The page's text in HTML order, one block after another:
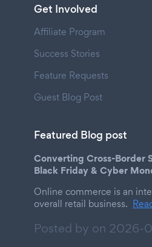
Get Involved
Affiliate Program
Success Stories
Feature Requests
Guest Blog Post
Featured Blog post
Converting Cross-Border
Black Friday & Cyber
Online commerce is an
overall retail business.
Posted by on 2026-